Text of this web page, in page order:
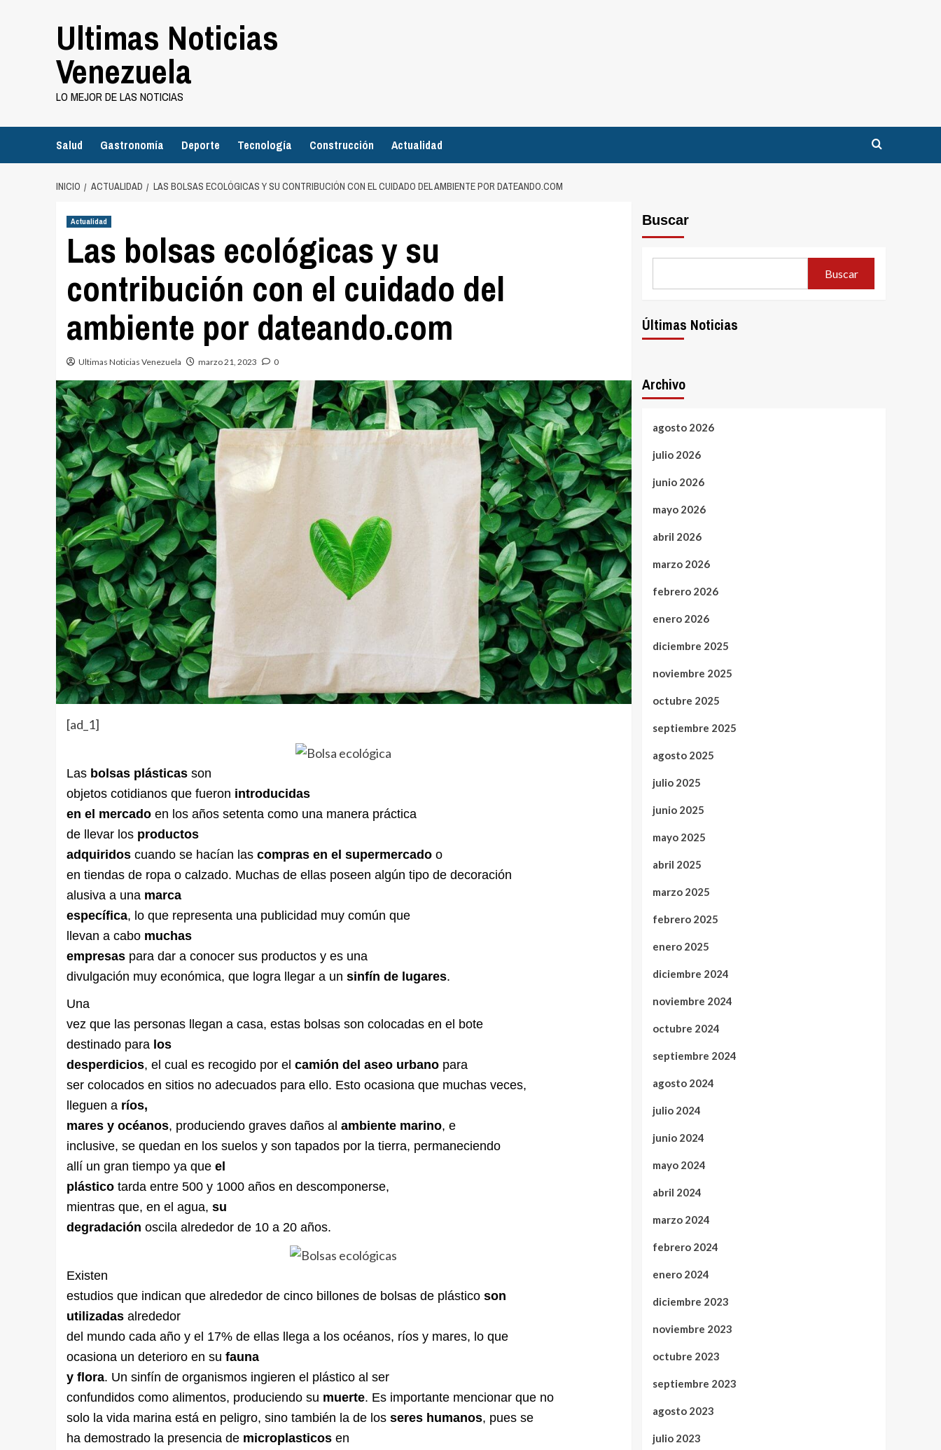
Ultimas Noticias
Venezuela
LO MEJOR DE LAS NOTICIAS
Salud Gastronomía Deporte Tecnología Construcción Actualidad
INICIO ACTUALIDAD LAS BOLSAS ECOLÓGICAS Y SU CONTRIBUCIÓN CON EL CUIDADO DEL AMBIENTE POR DATEANDO.COM
Actualidad
Las bolsas ecológicas y su
contribución con el cuidado del
ambiente por dateando.com
Ultimas Noticias Venezuela marzo 21, 2023 0
[ad_1]
Las bolsas plásticasson
objetos cotidianos que fueron introducidas
en el mercadoen los años setenta como una manera práctica
de llevar los productos
adquiridoscuando se hacían las compras en el supermercadoo
en tiendas de ropa o calzado. Muchas de ellas poseen algún tipo de decoración
alusiva a una marca
específica, lo que representa una publicidad muy común que
llevan a cabo muchas
empresaspara dar a conocer sus productos y es una
divulgación muy económica, que logra llegar a un sinfín de lugares.
Una
vez que las personas llegan a casa, estas bolsas son colocadas en el bote
destinado para los
desperdicios, el cual es recogido por el camión del aseo urbanopara
ser colocados en sitios no adecuados para ello. Esto ocasiona que muchas veces,
lleguen a ríos,
mares y océanos, produciendo graves daños al ambiente marino, e
inclusive, se quedan en los suelos y son tapados por la tierra, permaneciendo
allí un gran tiempo ya que el
plásticotarda entre 500 y 1000 años en descomponerse,
mientras que, en el agua, su
degradación oscila alrededor de 10 a 20 años.
Existen
estudios que indican que alrededor de cinco billones de bolsas de plástico son
utilizadasalrededor
del mundo cada año y el 17% de ellas llega a los océanos, ríos y mares, lo que
ocasiona un deterioro en su fauna
y flora. Un sinfín de organismos ingieren el plástico al ser
confundidos como alimentos, produciendo su muerte. Es importante mencionar que no
solo la vida marina está en peligro, sino también la de los seres humanos, pues se
ha demostrado la presencia de microplasticosen
Buscar
Buscar
Últimas Noticias
Archivo
agosto 2026
julio 2026
junio 2026
mayo 2026
abril 2026
marzo 2026
febrero 2026
enero 2026
diciembre 2025
noviembre 2025
octubre 2025
septiembre 2025
agosto 2025
julio 2025
junio 2025
mayo 2025
abril 2025
marzo 2025
febrero 2025
enero 2025
diciembre 2024
noviembre 2024
octubre 2024
septiembre 2024
agosto 2024
julio 2024
junio 2024
mayo 2024
abril 2024
marzo 2024
febrero 2024
enero 2024
diciembre 2023
noviembre 2023
octubre 2023
septiembre 2023
agosto 2023
julio 2023